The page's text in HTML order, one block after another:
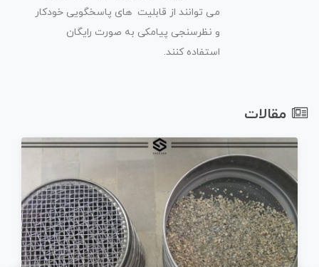
می توانند از قابلیت های پاسخگویی خودکار
و نظرسنجی پیامکی به صورت رایگان
استفاده کنند.
مقالات